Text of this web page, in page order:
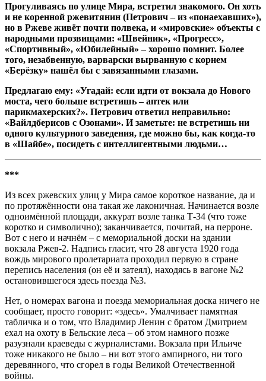
Прогуливаясь по улице Мира, встретил знакомого. Он хоть
и не коренной ржевитянин (Петрович – из «понаехавших»),
но в Ржеве живёт почти полвека, и «мировские» объекты с
народными прозвищами: «Швейник», «Прогресс»,
«Спортивный», «Юбилейный» – хорошо помнит. Более
того, незабвенную, варварски вырванную с корнем
«Берёзку» нашёл бы с завязанными глазами.
Предлагаю ему: «Угадай: если идти от вокзала до Нового
моста, чего больше встретишь – аптек или
парикмахерских?». Петрович ответил неправильно:
«Вайлдберисов с Озонами». И заметьте: не встретишь ни
одного культурного заведения, где можно бы, как когда-то
в «Шайбе», посидеть с интеллигентными людьми…
***
Из всех ржевских улиц у Мира самое короткое название, да и
по протяжённости она такая же лаконичная. Начинается возле
одноимённой площади, аккурат возле танка Т-34 (что тоже
коротко и символично); заканчивается, почитай, на перроне.
Вот с него и начнём – с мемориальной доски на здании
вокзала Ржев-2. Надпись гласит, что 28 августа 1920 года
вождь мирового пролетариата проходил первую в стране
перепись населения (он её и затеял), находясь в вагоне №2
остановившегося здесь поезда №3.
Нет, о номерах вагона и поезда мемориальная доска ничего не
сообщает, просто говорит: «здесь». Умалчивает памятная
табличка и о том, что Владимир Ленин с братом Дмитрием
ехал на охоту в Бельские леса – об этом намного позже
разузнали краеведы с журналистами. Вокзала при Ильиче
тоже никакого не было – ни вот этого ампирного, ни того
деревянного, что сгорел в годы Великой Отечественной
войны.